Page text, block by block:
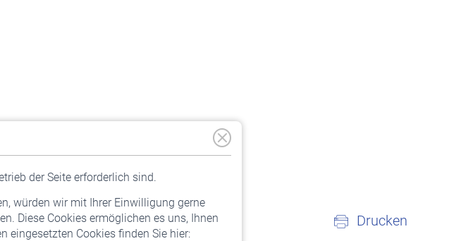
der Seite erforderlich sind.
würden wir mit Ihrer Einwilligung gerne
Diese Cookies ermöglichen es uns, Ihnen
eingesetzten Cookies finden Sie hier:
Drucken